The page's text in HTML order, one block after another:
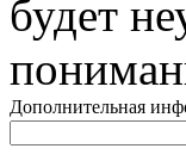
будет
Дополнительная